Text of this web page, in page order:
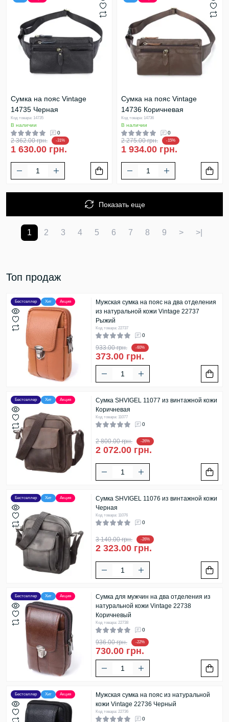
Cумка на пояс Vintage
14735 Черная
Код товара: 14735
В наличии
0
2 362.00 грн. -31%
1 630.00 грн.
Cумка на пояс Vintage
14736 Коричневая
Код товара: 14736
В наличии
0
2 275.00 грн. -15%
1 934.00 грн.
Показать еще
1 2 3 4 5 6 7 8 9 > >|
Топ продаж
Бестселлер Хит Акция
Мужская сумка на пояс на два отделения
из натуральной кожи Vintage 22737
Рыжий
Код товара: 22737
0
933.00 грн. -60%
373.00 грн.
Бестселлер Хит Акция
Сумка SHVIGEL 11077 из винтажной кожи
Коричневая
Код товара: 11077
0
2 800.00 грн. -26%
2 072.00 грн.
Бестселлер Хит Акция
Сумка SHVIGEL 11076 из винтажной кожи
Черная
Код товара: 11076
0
3 140.00 грн. -26%
2 323.00 грн.
Бестселлер Хит Акция
Сумка для мужчин на два отделения из
натуральной кожи Vintage 22738
Коричневый
Код товара: 22738
0
936.00 грн. -22%
730.00 грн.
Бестселлер Хит Акция
Мужская сумка на пояс из натуральной
кожи Vintage 22736 Черный
Код товара: 22736
0